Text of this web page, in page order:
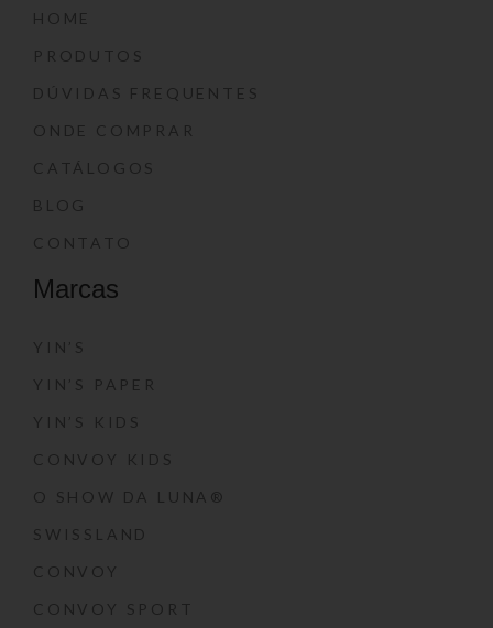
HOME
PRODUTOS
DÚVIDAS FREQUENTES
ONDE COMPRAR
CATÁLOGOS
BLOG
CONTATO
Marcas
YIN’S
YIN’S PAPER
YIN’S KIDS
CONVOY KIDS
O SHOW DA LUNA®
SWISSLAND
CONVOY
CONVOY SPORT